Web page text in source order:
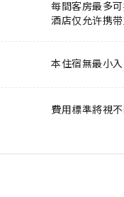
每間客房最多
酒店仅允许携
本住宿無最小
費用標準將視